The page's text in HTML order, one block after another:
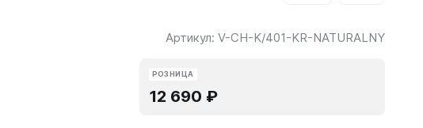
Артикул: V-CH-K/401-KR-NATURALNY
РОЗНИЦА
12 690 ₽